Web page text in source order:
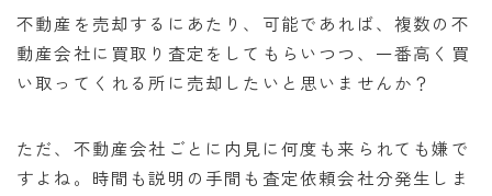
不動産を売却するにあたり、可能であれば、複数の不
動産会社に買取り査定をしてもらいつつ、一番高く買
い取ってくれる所に売却したいと思いませんか？
ただ、不動産会社ごとに内見に何度も来られても嫌で
すよね。時間も説明の手間も査定依頼会社分発生しま